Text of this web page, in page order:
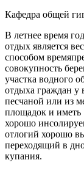
Кафедра общей
В летнее время
отдых является
способом
совокупность
участка водного
отдыха граждан у
песчаной или из
площадок и иметь
хорошо
отлогий хорошо
переходящий в
купания.